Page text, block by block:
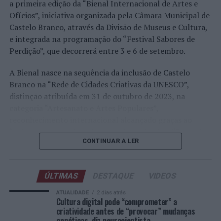
Pereira e Tiago Torres integraram o quadro principal,
beneficiando, de igual modo, da reorganização dos wild
cards após as entradas diretas de alguns jogadores.
Entre os portugueses, Tiago Torres e Jaime Faria
protagonizaram as melhores campanhas da edição,
ambos alcançando os quartos de final. Torres assinou
um dos resultados mais marcantes do torneio ao
neerlandês Botic van de Zandschulp, alcançando
também os quartos de final, onde acabou eliminado pelo
italiano Luciano Darderi, num encontro decidido em três
a primeira edição da “Bienal Internacional de Artes e
Ofícios”, iniciativa organizada pela Câmara Municipal de
Castelo Branco, através da Divisão de Museus e Cultura,
e integrada na programação do “Festival Sabores de
Perdição”, que decorrerá entre 3 e 6 de setembro.
A Bienal nasce na sequência da inclusão de Castelo
Branco na “Rede de Cidades Criativas da UNESCO”,
distinção atribuída em 31 de outubro de 2023, na
“valor patrimonial, artístico e identitário” do “Bordado
de Castelo Branco”, uma das manifestações mais
da identidade albicastrense.
Ao longo de dois dias, especialistas nacionais e
internacionais, investigadores, artesãos, representantes
institucionais, organismos públicos, instituições de
CONTINUAR A LER
ÚLTIMAS
ATUALIDADE 2 dias atrás
Cultura digital pode “comprometer” a
criatividade antes de “provocar” mudanças